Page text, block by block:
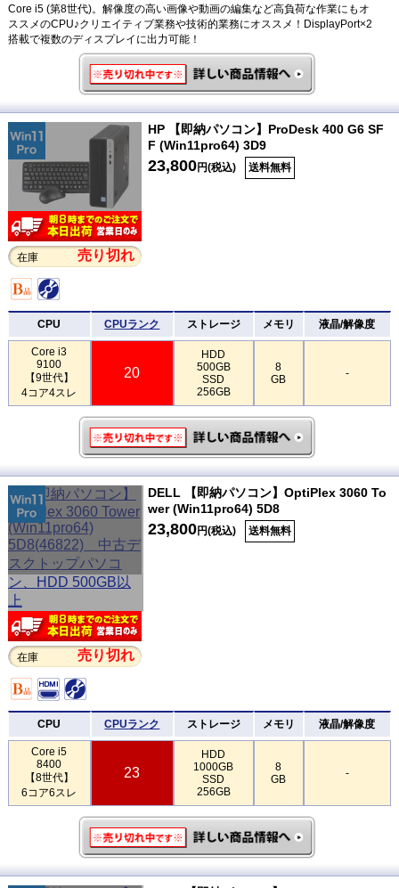
Core i5 (第8世代)。解像度の高い画像や動画の編集など高負荷な作業にもオ
ススメのCPU♪クリエイティブ業務や技術的業務にオススメ！DisplayPort×2
搭載で複数のディスプレイに出力可能！
在庫 売り切れ
HP 【即納パソコン】ProDesk 400 G6 SF
F (Win11pro64) 3D9
23,800円(税込) 送料無料
CPU CPUランク ストレージ メモリ 液晶/解像度
Core i3
9100
【9世代】
4コア4スレ
20
HDD
500GB
SSD
256GB
8
GB
-
在庫 売り切れ
DELL 【即納パソコン】OptiPlex 3060 To
wer (Win11pro64) 5D8
23,800円(税込) 送料無料
CPU CPUランク ストレージ メモリ 液晶/解像度
Core i5
8400
【8世代】
6コア6スレ
23
HDD
1000GB
SSD
256GB
8
GB
-